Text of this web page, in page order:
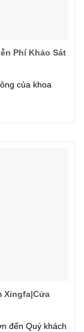
Phí Khảo Sát
của khoa
Xingfa|Cửa
đến Quý khách